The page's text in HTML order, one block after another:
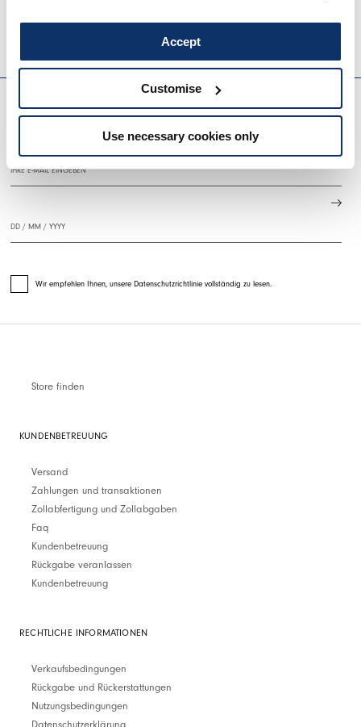
Accept
Customise
Use necessary cookies only
MELDEN SIE SICH FÜR UNSEREN NEWSLETTER AN
Wir empfehlen Ihnen, unsere Datenschutzrichtlinie vollständig zu lesen.
Store finden
KUNDENBETREUUNG
Versand
Zahlungen und transaktionen
Zollabfertigung und Zollabgaben
Faq
Kundenbetreuung
Rückgabe veranlassen
Kundenbetreuung
RECHTLICHE INFORMATIONEN
Verkaufsbedingungen
Rückgabe und Rückerstattungen
Nutzungsbedingungen
Datenschutzerklärung